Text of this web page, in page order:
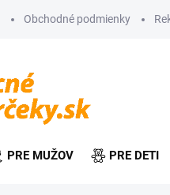
Obchodné podmienky
PRE MUŽOV PRE DETI